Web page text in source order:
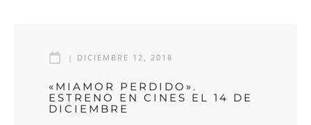
| DICIEMBRE 12, 2018
«MIAMOR PERDIDO».
ESTRENO EN CINES EL 14 DE
DICIEMBRE